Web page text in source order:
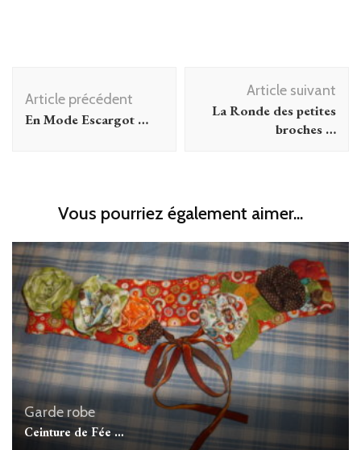
d'article
Article précédent
En Mode Escargot …
Article suivant
La Ronde des petites
broches …
Vous pourriez également aimer...
Garde robe
Ceinture de Fée …